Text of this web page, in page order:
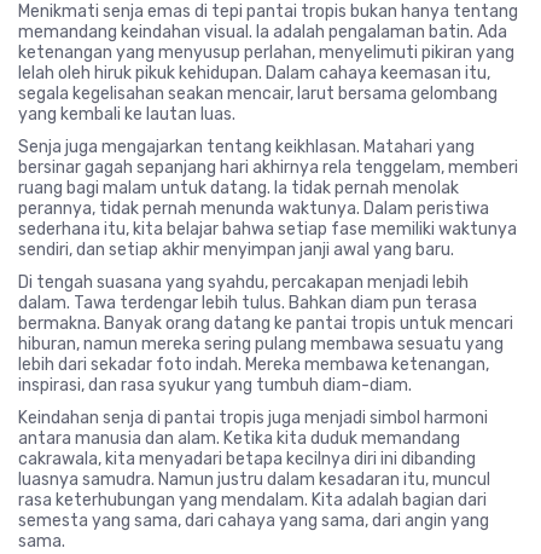
Menikmati senja emas di tepi pantai tropis bukan hanya tentang
memandang keindahan visual. Ia adalah pengalaman batin. Ada
ketenangan yang menyusup perlahan, menyelimuti pikiran yang
lelah oleh hiruk pikuk kehidupan. Dalam cahaya keemasan itu,
segala kegelisahan seakan mencair, larut bersama gelombang
yang kembali ke lautan luas.
Senja juga mengajarkan tentang keikhlasan. Matahari yang
bersinar gagah sepanjang hari akhirnya rela tenggelam, memberi
ruang bagi malam untuk datang. Ia tidak pernah menolak
perannya, tidak pernah menunda waktunya. Dalam peristiwa
sederhana itu, kita belajar bahwa setiap fase memiliki waktunya
sendiri, dan setiap akhir menyimpan janji awal yang baru.
Di tengah suasana yang syahdu, percakapan menjadi lebih
dalam. Tawa terdengar lebih tulus. Bahkan diam pun terasa
bermakna. Banyak orang datang ke pantai tropis untuk mencari
hiburan, namun mereka sering pulang membawa sesuatu yang
lebih dari sekadar foto indah. Mereka membawa ketenangan,
inspirasi, dan rasa syukur yang tumbuh diam-diam.
Keindahan senja di pantai tropis juga menjadi simbol harmoni
antara manusia dan alam. Ketika kita duduk memandang
cakrawala, kita menyadari betapa kecilnya diri ini dibanding
luasnya samudra. Namun justru dalam kesadaran itu, muncul
rasa keterhubungan yang mendalam. Kita adalah bagian dari
semesta yang sama, dari cahaya yang sama, dari angin yang
sama.